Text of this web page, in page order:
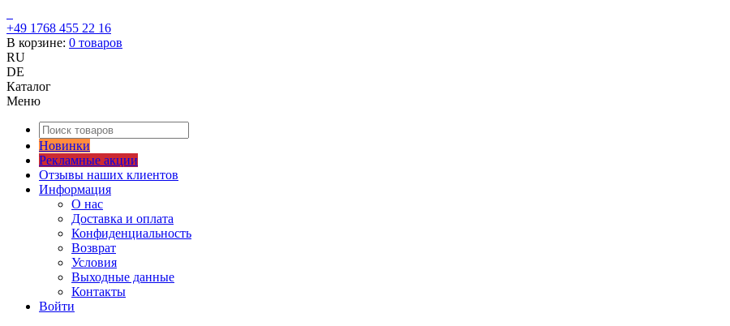
+49 1768 455 22 16
В корзине: 0 товаров
RU
DE
Каталог
Меню
Новинки
Рекламные акции
Отзывы наших клиентов
Информация
О нас
Доставка и оплата
Конфиденциальность
Возврат
Условия
Выходные данные
Контакты
Войти